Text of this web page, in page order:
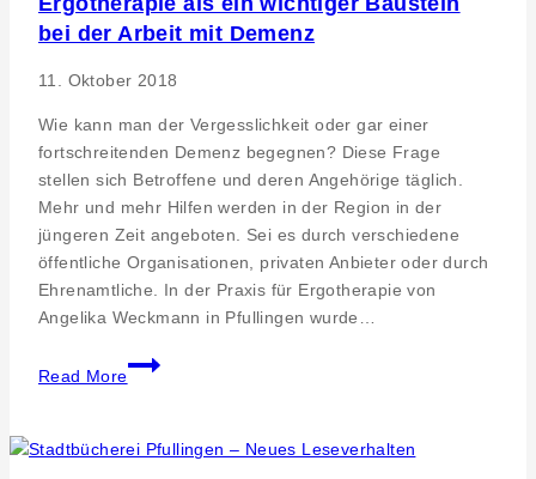
den
Laiblinspark
Pfullingen
bei der Arbeit mit Demenz
11. Oktober 2018
Wie kann man der Vergesslichkeit oder gar einer
fortschreitenden Demenz begegnen? Diese Frage
stellen sich Betroffene und deren Angehörige täglich.
Mehr und mehr Hilfen werden in der Region in der
jüngeren Zeit angeboten. Sei es durch verschiedene
öffentliche Organisationen, privaten Anbieter oder durch
Ehrenamtliche. In der Praxis für Ergotherapie von
Angelika Weckmann in Pfullingen wurde…
Read More
Ergotherapie
als
wichtiger